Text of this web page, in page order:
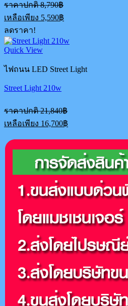
ราคาปกติ8,790฿
was:
เหลือเพียง 5,590฿
price
5,590฿.
ลดราคา!
Quick View
ไฟถนน LED Street Light
Street Light 210w
ราคาปกติ21,840฿
was:
21,840฿.
เหลือเพียง 16,700฿
price
is:
16,700฿.